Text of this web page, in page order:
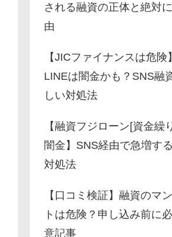
される融資の正体と絶対
由
【JICファイナンスは危険
LINEは闇金かも？SNS融
しい対処法
【融資フジローン[資金繰
闇金】SNS経由で急増す
対処法
【口コミ検証】融資のマ
トは危険？申し込み前に
意記事